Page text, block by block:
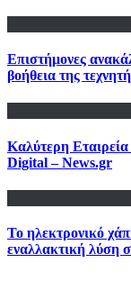
Επιστήμονες
βοήθεια της
Καλύτερη
Digital – News.gr
Το ηλεκτρονικό
εναλλακτική λύση